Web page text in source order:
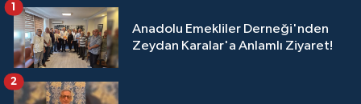
Anadolu Emekliler Derneği'nden
Zeydan Karalar'a Anlamlı Ziyaret!
1
2